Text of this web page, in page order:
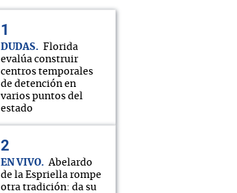
DUDAS
Florida
evalúa construir
centros temporales
de detención en
varios puntos del
estado
EN VIVO
Abelardo
de la Espriella rompe
otra tradición: da su